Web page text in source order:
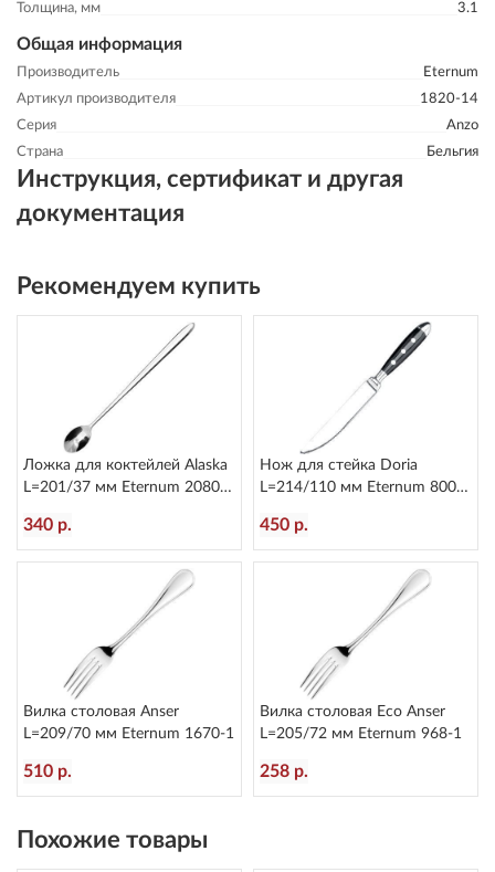
Толщина, мм
3.1
Общая информация
Производитель
Eternum
Артикул производителя
1820-14
Серия
Anzo
Страна
Бельгия
Инструкция, сертификат и другая
документация
Рекомендуем купить
Ложка для коктейлей Alaska
L=201/37 мм Eternum 2080-
340 р.
Нож для стейка Doria
L=214/110 мм Eternum 8004-
450 р.
Вилка столовая Anser
L=209/70 мм Eternum 1670-1
510 р.
Вилка столовая Eco Anser
L=205/72 мм Eternum 968-1
258 р.
Похожие товары